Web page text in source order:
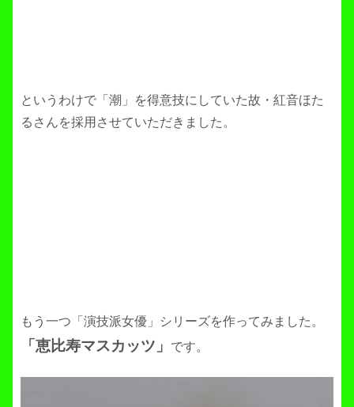
というわけで「潮」を得意技にしていた故・紅音ほた
るさんを採用させていただきました。
もう一つ「演技派女優」シリーズを作ってみました。
「恵比寿マスカッツ」 です。